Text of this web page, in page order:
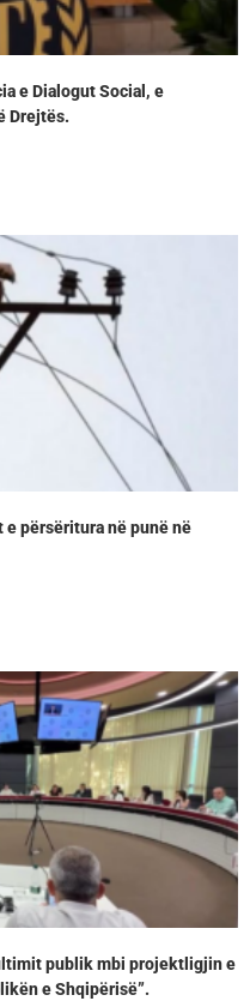
e Dialogut Social, e
Drejtës.
përsëritura në punë në
publik mbi projektligjin e
e Shqipërisë”.